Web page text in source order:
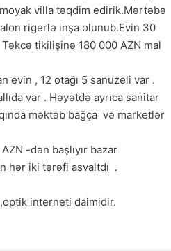
villa təqdim edirik.Mərtəbə
rigerlə inşa olunub.Evin 30
tikilişinə 180 000 AZN mal
evin , 12 otağı 5 sanuzeli var .
var . Həyətdə ayrıca sanitar
məktəb bağça  və marketlər
-dən başlıyır bazar
hər iki tərəfi asvaltdı  .
,optik interneti daimidir.